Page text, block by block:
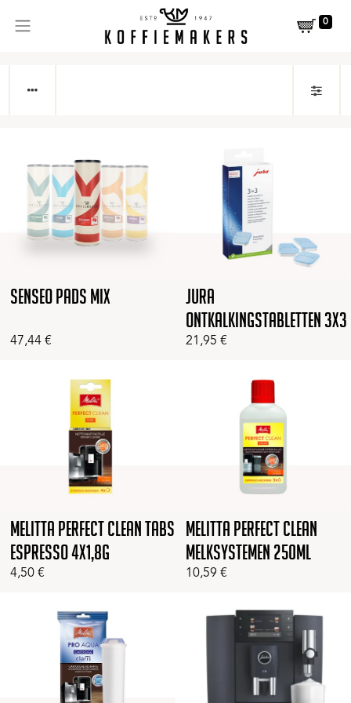
0
Senseo Pads MIX
47,44 €
Jura
Ontkalkingstabletten 3x3
21,95 €
Melitta Perfect Clean Tabs
Espresso 4x1,8g
4,50 €
Melitta Perfect Clean
Melksystemen 250ml
10,59 €